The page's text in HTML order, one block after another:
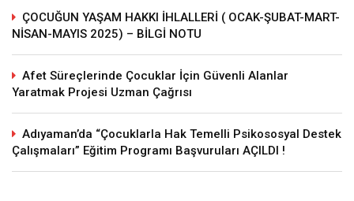
ÇOCUĞUN YAŞAM HAKKI İHLALLERİ ( OCAK-ŞUBAT-MART-
NİSAN-MAYIS 2025) – BİLGİ NOTU
Afet Süreçlerinde Çocuklar İçin Güvenli Alanlar
Yaratmak Projesi Uzman Çağrısı
Adıyaman’da “Çocuklarla Hak Temelli Psikososyal Destek
Çalışmaları” Eğitim Programı Başvuruları AÇILDI !